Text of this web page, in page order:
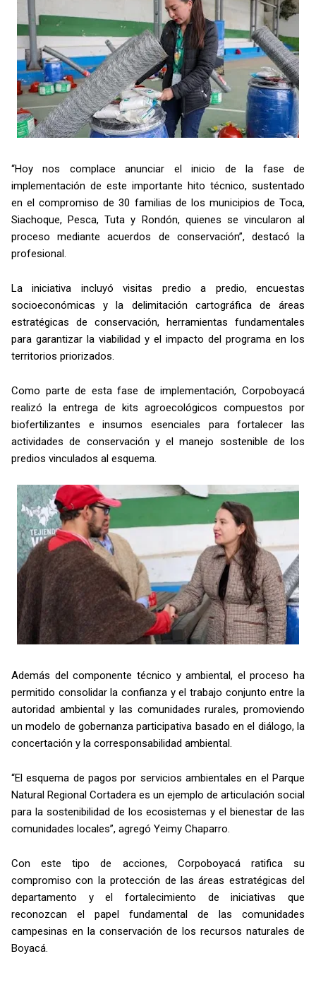
“Hoy nos complace anunciar el inicio de la fase de
implementación de este importante hito técnico, sustentado
en el compromiso de 30 familias de los municipios de Toca,
Siachoque, Pesca, Tuta y Rondón, quienes se vincularon al
proceso mediante acuerdos de conservación”, destacó la
profesional.
La iniciativa incluyó visitas predio a predio, encuestas
socioeconómicas y la delimitación cartográfica de áreas
estratégicas de conservación, herramientas fundamentales
para garantizar la viabilidad y el impacto del programa en los
territorios priorizados.
Como parte de esta fase de implementación, Corpoboyacá
realizó la entrega de kits agroecológicos compuestos por
biofertilizantes e insumos esenciales para fortalecer las
actividades de conservación y el manejo sostenible de los
predios vinculados al esquema.
Además del componente técnico y ambiental, el proceso ha
permitido consolidar la confianza y el trabajo conjunto entre la
autoridad ambiental y las comunidades rurales, promoviendo
un modelo de gobernanza participativa basado en el diálogo, la
concertación y la corresponsabilidad ambiental.
“El esquema de pagos por servicios ambientales en el Parque
Natural Regional Cortadera es un ejemplo de articulación social
para la sostenibilidad de los ecosistemas y el bienestar de las
comunidades locales”, agregó Yeimy Chaparro.
Con este tipo de acciones, Corpoboyacá ratifica su
compromiso con la protección de las áreas estratégicas del
departamento y el fortalecimiento de iniciativas que
reconozcan el papel fundamental de las comunidades
campesinas en la conservación de los recursos naturales de
Boyacá.